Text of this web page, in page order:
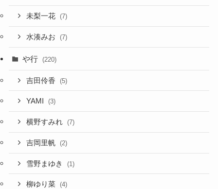
未梨一花 (7)
水湊みお (7)
や行 (220)
吉田伶香 (5)
YAMI (3)
横野すみれ (7)
吉岡里帆 (2)
雪野まゆき (1)
柳ゆり菜 (4)